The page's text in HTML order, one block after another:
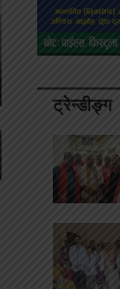
ट्रेन्डीङ्ग